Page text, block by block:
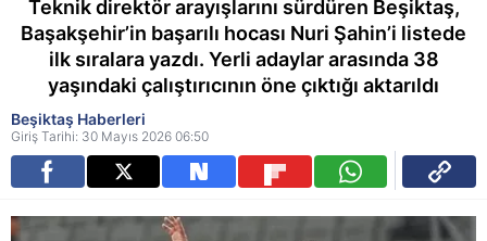
Teknik direktör arayışlarını sürdüren Beşiktaş,
Başakşehir’in başarılı hocası Nuri Şahin’i listede
ilk sıralara yazdı. Yerli adaylar arasında 38
yaşındaki çalıştırıcının öne çıktığı aktarıldı
Beşiktaş Haberleri
Giriş Tarihi: 30 Mayıs 2026 06:50